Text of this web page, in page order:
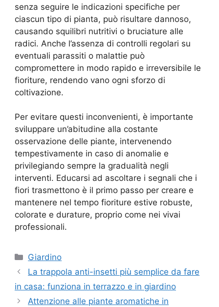
senza seguire le indicazioni specifiche per
ciascun tipo di pianta, può risultare dannoso,
causando squilibri nutritivi o bruciature alle
radici. Anche l’assenza di controlli regolari su
eventuali parassiti o malattie può
compromettere in modo rapido e irreversibile le
fioriture, rendendo vano ogni sforzo di
coltivazione.
Per evitare questi inconvenienti, è importante
sviluppare un’abitudine alla costante
osservazione delle piante, intervenendo
tempestivamente in caso di anomalie e
privilegiando sempre la gradualità negli
interventi. Educarsi ad ascoltare i segnali che i
fiori trasmettono è il primo passo per creare e
mantenere nel tempo fioriture estive robuste,
colorate e durature, proprio come nei vivai
professionali.
Categorie
Giardino
La trappola anti-insetti più semplice da fare
in casa: funziona in terrazzo e in giardino
Attenzione alle piante aromatiche in